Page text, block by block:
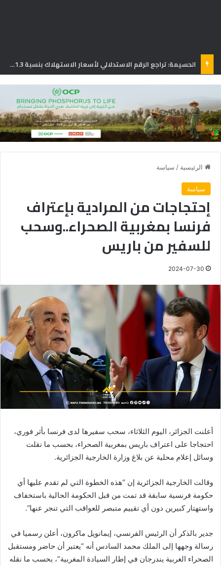
الحسيمة: تراجع الرقم الاستدلالي لأسعار الاستهلاك بنسبة 1.3% في يونيو
الرئيسية / سياسة
سياسة
إحتجاجات من المرادية بإعتراف
فرنسا بمغربية الصحراء..وسحب
للسفير من باريس
2024-07-30
أعلنت الجزائر، اليوم الثلاثاء، سحب سفيرها لدى فرنسا بأثر فوري،
احتجاجا على اعتراف باريس بمغربية الصحراء، بحسب ما نقلت
وسائل إعلام محلية عن بلاغ وزارة الخارجية الجزائرية.
وقالت الخارجية الجزائرية إن “هذه الخطوة التي لم تقدم عليها أي
حكومة فرنسية سابقة قد تمت من قبل الحكومة الحالية باستخفاف
واستهتار كبيرين دون أي تقييم متبصر للعواقب التي تنجر عنها”.
جدير بالذكر أن الرئيس الفرنسي، إيمانويل ماكرون، أعلن رسميا في
رسالة وجهها إلى الملك محمد السادس أنه “يعتبر أن حاضر ومستقبل
الصحراء الغربية يندرجان في إطار السيادة المغربية”، بحسب ما نقله